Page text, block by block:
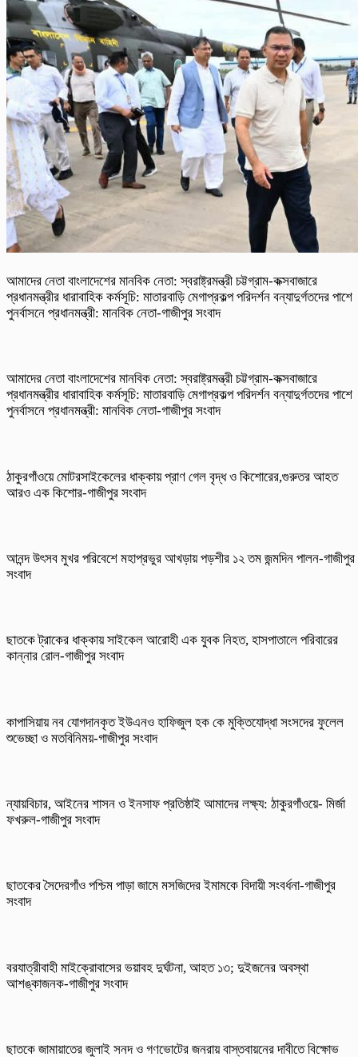
আমাদের নেতা বাংলাদেশের মানবিক নেতা: স্বরাষ্ট্রমন্ত্রী চট্টগ্রাম-কক্সবাজারে
প্রধানমন্ত্রীর ধারাবাহিক কর্মসূচি: মাতারবাড়ি মেগাপ্রকল্প পরিদর্শন বন্যাদুর্গতদের পাশে
পুনর্বাসনে প্রধানমন্ত্রী: মানবিক নেতা-গাজীপুর সংবাদ
আমাদের নেতা বাংলাদেশের মানবিক নেতা: স্বরাষ্ট্রমন্ত্রী চট্টগ্রাম-কক্সবাজারে
প্রধানমন্ত্রীর ধারাবাহিক কর্মসূচি: মাতারবাড়ি মেগাপ্রকল্প পরিদর্শন বন্যাদুর্গতদের পাশে
পুনর্বাসনে প্রধানমন্ত্রী: মানবিক নেতা-গাজীপুর সংবাদ
ঠাকুরগাঁওয়ে মোটরসাইকেলের ধাক্কায় প্রাণ গেল বৃদ্ধ ও কিশোরের,গুরুতর আহত
আরও এক কিশোর-গাজীপুর সংবাদ
আনন্দ উৎসব মুখর পরিবেশে মহাপ্রভুর আখড়ায় পড়শীর ১২ তম জন্মদিন পালন-গাজীপুর
সংবাদ
ছাতকে ট্রাকের ধাক্কায় সাইকেল আরোহী এক যুবক নিহত, হাসপাতালে পরিবারের
কান্নার রোল-গাজীপুর সংবাদ
কাপাসিয়ায় নব যোগদানকৃত ইউএনও হাফিজুল হক কে মুক্তিযোদ্ধা সংসদের ফুলেল
শুভেচ্ছা ও মতবিনিময়-গাজীপুর সংবাদ
ন্যায়বিচার, আইনের শাসন ও ইনসাফ প্রতিষ্ঠাই আমাদের লক্ষ্য: ঠাকুরগাঁওয়ে- মির্জা
ফখরুল-গাজীপুর সংবাদ
ছাতকের সৈদেরগাঁও পশ্চিম পাড়া জামে মসজিদের ইমামকে বিদায়ী সংবর্ধনা-গাজীপুর
সংবাদ
বরযাত্রীবাহী মাইক্রোবাসের ভয়াবহ দুর্ঘটনা, আহত ১৩; দুইজনের অবস্থা
আশঙ্কাজনক-গাজীপুর সংবাদ
ছাতকে জামায়াতের জুলাই সনদ ও গণভোটের জনরায় বাস্তবায়নের দাবীতে বিক্ষোভ